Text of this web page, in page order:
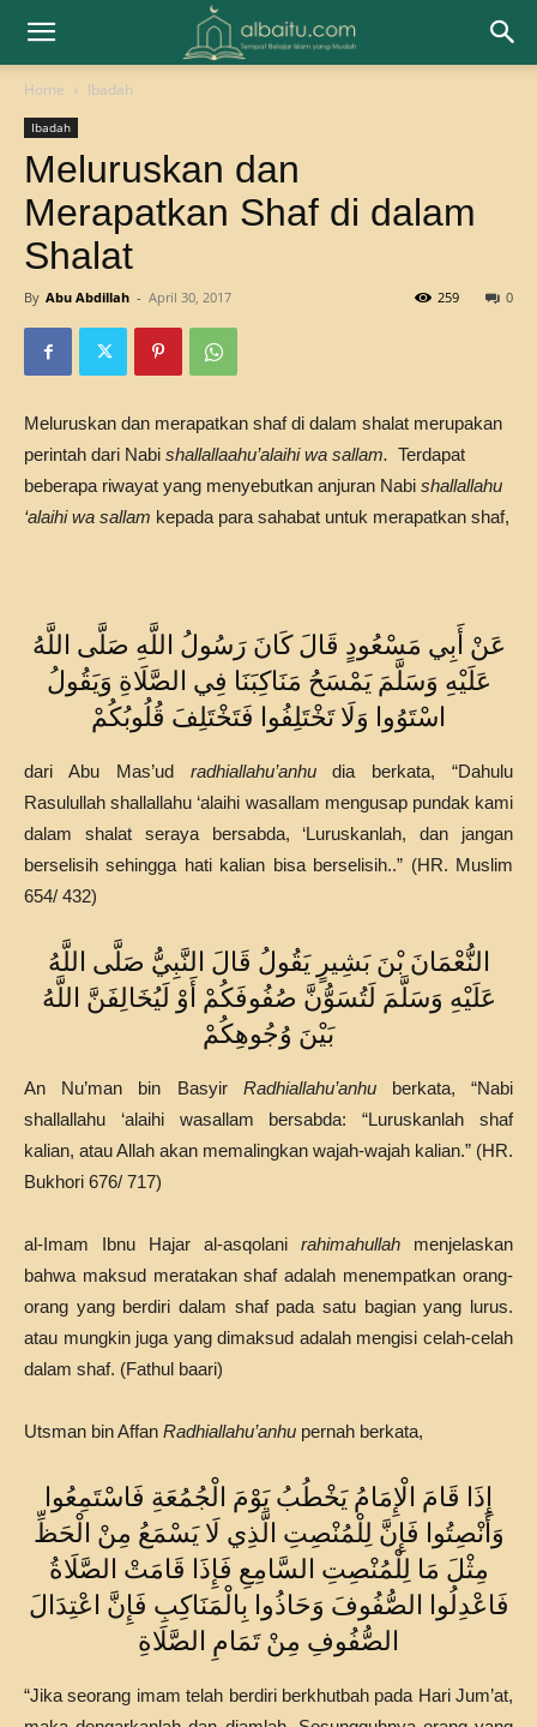
Home Ibadah
Ibadah
Meluruskan dan
Merapatkan Shaf di dalam
Shalat
By Abu Abdillah - April 30, 2017 0
259
Meluruskan dan merapatkan shaf di dalam shalat merupakan
perintah dari Nabi shallallaahu’alaihi wa sallam. Terdapat
beberapa riwayat yang menyebutkan anjuran Nabi shallallahu
‘alaihi wa sallam kepada para sahabat untuk merapatkan shaf,
عَنْ أَبِي مَسْعُودٍ قَالَ كَانَ رَسُولُ اللَّهِ صَلَّى اللَّهُ
عَلَيْهِ وَسَلَّمَ يَمْسَحُ مَنَاكِبَنَا فِي الصَّلَاةِ وَيَقُولُ
اسْتَوُوا وَلَا تَخْتَلِفُوا فَتَخْتَلِفَ قُلُوبُكُمْ
dari Abu Mas’ud radhiallahu’anhudia berkata, “Dahulu
Rasulullah shallallahu ‘alaihi wasallam mengusap pundak kami
dalam shalat seraya bersabda, ‘Luruskanlah, dan jangan
berselisih sehingga hati kalian bisa berselisih..” (HR. Muslim
654/ 432)
النُّعْمَانَ بْنَ بَشِيرٍ يَقُولُ قَالَ النَّبِيُّ صَلَّى اللَّهُ
عَلَيْهِ وَسَلَّمَ لَتُسَوُّنَّ صُفُوفَكُمْ أَوْ لَيُخَالِفَنَّ اللَّهُ
بَيْنَ وُجُوهِكُمْ
An Nu’man bin Basyir Radhiallahu’anhuberkata, “Nabi
shallallahu ‘alaihi wasallam bersabda: “Luruskanlah shaf
kalian, atau Allah akan memalingkan wajah-wajah kalian.” (HR.
Bukhori 676/ 717)
al-Imam Ibnu Hajar al-asqolani rahimahullah menjelaskan
bahwa maksud meratakan shaf adalah menempatkan orang-
orang yang berdiri dalam shaf pada satu bagian yang lurus.
atau mungkin juga yang dimaksud adalah mengisi celah-celah
dalam shaf. (Fathul baari)
Utsman bin Affan Radhiallahu’anhu pernah berkata,
إِذَا قَامَ الْإِمَامُ يَخْطُبُ يَوْمَ الْجُمُعَةِ فَاسْتَمِعُوا
وَأَنْصِتُوا فَإِنَّ لِلْمُنْصِتِ الَّذِي لَا يَسْمَعُ مِنْ الْحَظِّ
مِثْلَ مَا لِلْمُنْصِتِ السَّامِعِ فَإِذَا قَامَتْ الصَّلَاةُ
فَاعْدِلُوا الصُّفُوفَ وَحَاذُوا بِالْمَنَاكِبِ فَإِنَّ اعْتِدَالَ
الصُّفُوفِ مِنْ تَمَامِ الصَّلَاةِ
“Jika seorang imam telah berdiri berkhutbah pada Hari Jum’at,